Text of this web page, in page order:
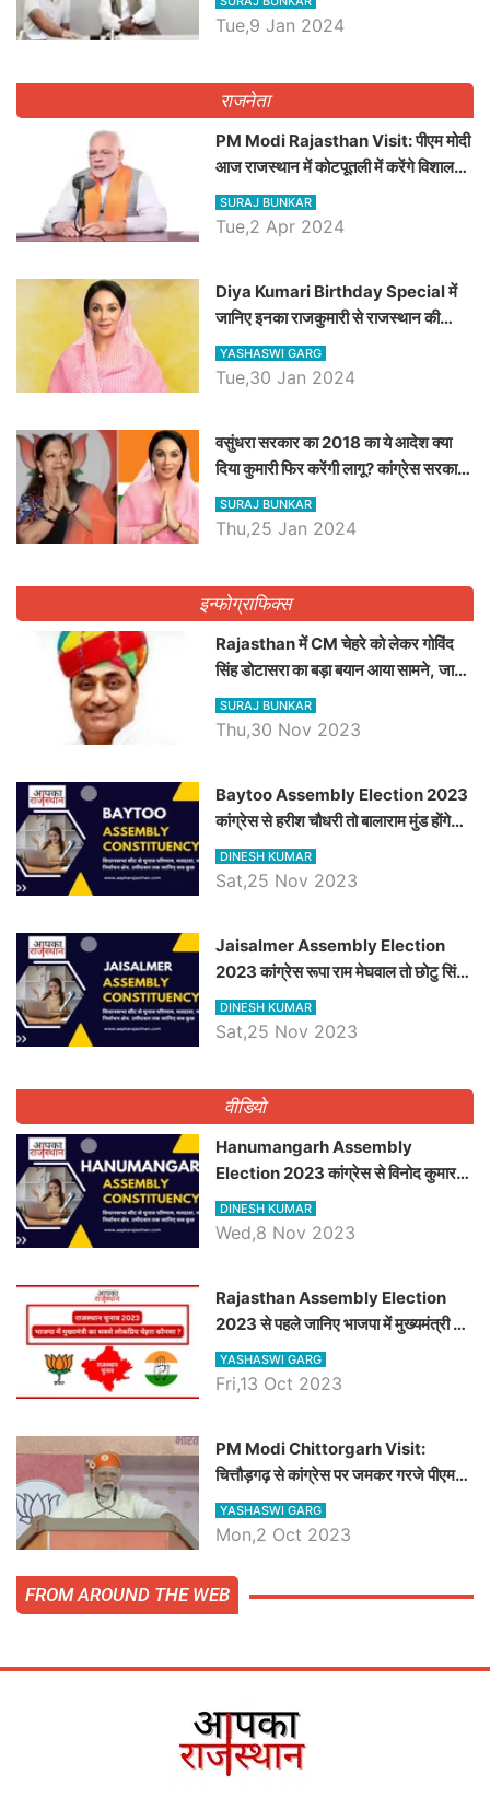
Tue,9 Jan 2024
राजनेता
PM Modi Rajasthan Visit: पीएम मोदी
आज राजस्थान में कोटपूतली में करेंगे विशाल
रैली, एक सभा से 8 सीटों पर साधेगें निशाना
SURAJ BUNKAR
Tue,2 Apr 2024
Diya Kumari Birthday Special में
जानिए इनका राजकुमारी से राजस्थान की
डिप्टी सीएम बनने तक का सफर, एक क्लिक में
जाने पूरा जीवन परिचय
YASHASWI GARG
Tue,30 Jan 2024
वसुंधरा सरकार का 2018 का ये आदेश क्या
दिया कुमारी फिर करेंगी लागू? कांग्रेस सरकार
ने किया था निरस्त
SURAJ BUNKAR
Thu,25 Jan 2024
इन्फोग्राफिक्स
Rajasthan में CM चेहरे को लेकर गोविंद
सिंह डोटासरा का बड़ा बयान आया सामने, जानें
विचार
SURAJ BUNKAR
Thu,30 Nov 2023
Baytoo Assembly Election 2023
कांग्रेस से हरीश चौधरी तो बालाराम मुंड होंगे
भाजपा उम्मीदवार, जानिये बायतू विधानसभा
सीट के ताजा समीकरण
DINESH KUMAR
Sat,25 Nov 2023
​​​​​​​Jaisalmer Assembly Election
2023 कांग्रेस रूपा राम मेघवाल तो छोटु सिंह
भाटी होंगे भाजपा उम्मीदवार, जानिये जैसलमेर
विधानसभा सीट के ताजा समीकरण
DINESH KUMAR
Sat,25 Nov 2023
वीडियो
Hanumangarh Assembly
Election 2023 कांग्रेस से विनोद कुमार
चौधरी तो अमित चौधरी होंगे भाजपा उम्मीदवार,
जानिये हनुमानगढ़ विधानसभा सीट के ताजा
DINESH KUMAR
Wed,8 Nov 2023
Rajasthan Assembly Election
2023 से पहले जानिए भाजपा में मुख्यमंत्री का
सबसे लोकप्रिय चेहरा कौनसा ?
YASHASWI GARG
Fri,13 Oct 2023
PM Modi Chittorgarh Visit:
चित्तौड़गढ़ से कांग्रेस पर जमकर गरजे पीएम
मोदी, जाने प्रधानमंत्री के भाषण की बड़ी
बातें, देखें वीडियो
YASHASWI GARG
Mon,2 Oct 2023
FROM AROUND THE WEB